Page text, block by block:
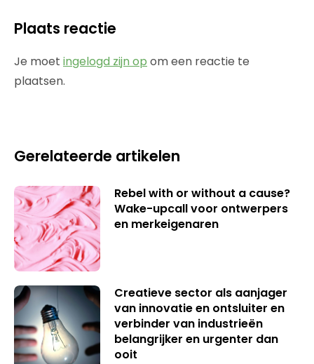
Plaats reactie
Je moet ingelogd zijn op om een reactie te
plaatsen.
Gerelateerde artikelen
Rebel with or without a cause?
Wake-upcall voor ontwerpers
en merkeigenaren
Creatieve sector als aanjager
van innovatie en ontsluiter en
verbinder van industrieën
belangrijker en urgenter dan
ooit